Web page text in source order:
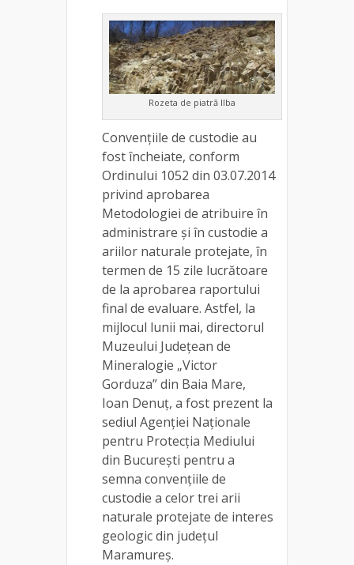
Rozeta de piatră Ilba
Convențiile de custodie au
fost încheiate, conform
Ordinului 1052 din 03.07.2014
privind aprobarea
Metodologiei de atribuire în
administrare și în custodie a
ariilor naturale protejate, în
termen de 15 zile lucrătoare
de la aprobarea raportului
final de evaluare. Astfel, la
mijlocul lunii mai, directorul
Muzeului Județean de
Mineralogie „Victor
Gorduza” din Baia Mare,
Ioan Denuț, a fost prezent la
sediul Agenției Naționale
pentru Protecția Mediului
din București pentru a
semna convențiile de
custodie a celor trei arii
naturale protejate de interes
geologic din județul
Maramureș.